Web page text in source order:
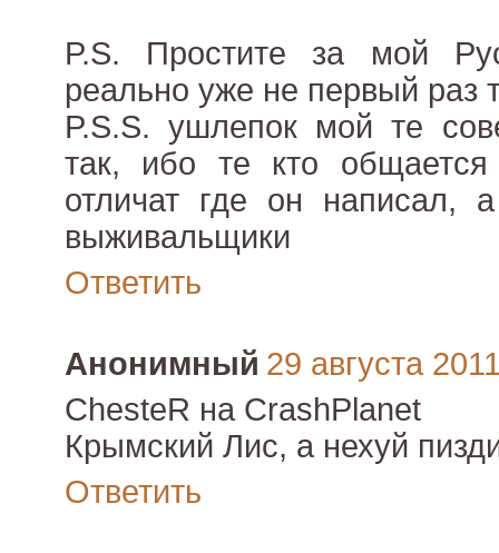
P.S. Простите за мой
реально уже не первый раз
P.S.S. ушлепок мой те
так, ибо те кто
отличат где он написал,
выживальщики
Ответить
Анонимный 29 августа
ChesteR на CrashPlanet
Крымский Лис, а нехуй
Ответить